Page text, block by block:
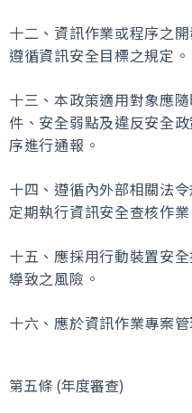
十二、資訊作業或程序之
遵循資訊安全目標之規定。
十三、本政策適用對象應
件、安全弱點及違反安全
序進行通報。
十四、遵循內外部相關法
定期執行資訊安全查核作業
十五、應採用行動裝置安
導致之風險。
十六、應於資訊作業專案
第五條 (年度審查)